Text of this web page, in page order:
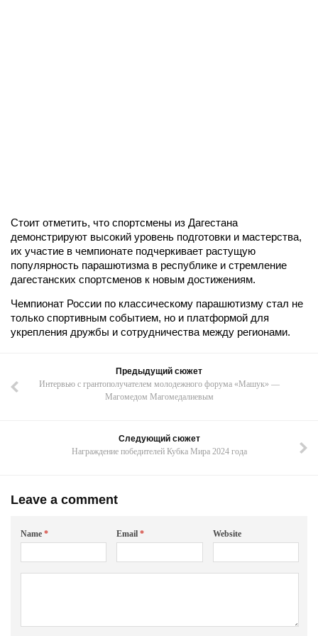
Стоит отметить, что спортсмены из Дагестана
демонстрируют высокий уровень подготовки и мастерства,
их участие в чемпионате подчеркивает растущую
популярность парашютизма в республике и стремление
дагестанских спортсменов к новым достижениям.
Чемпионат России по классическому парашютизму стал не
только спортивным событием, но и платформой для
укрепления дружбы и сотрудничества между регионами.
Предыдущий сюжет
Интервью с грантополучателем молодежного форума «Машук» —
Магомедом Магомедалиевым
Следующий сюжет
Награждение победителей Кубка Мира 2024 года
Leave a comment
Name * Email* Website